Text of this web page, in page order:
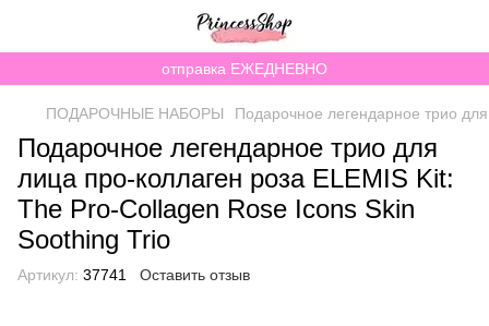
отправка ЕЖЕДНЕВНО
ПОДАРОЧНЫЕ НАБОРЫ Подарочное легендарное трио
Подарочное легендарное трио для
лица про-коллаген роза ELEMIS Kit:
The Pro-Collagen Rose Icons Skin
Soothing Trio
Артикул: 37741 Оставить отзыв